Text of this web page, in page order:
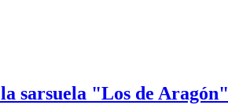
sarsuela "Los de Aragón"